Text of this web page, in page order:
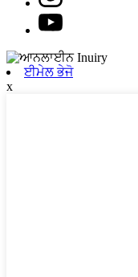
ਈਮੇਲ ਭੇਜੋ
x